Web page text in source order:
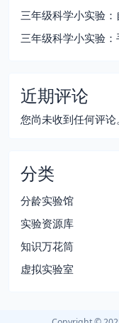
三年级科学小实验
三年级科学小实验
近期评论
您尚未收到任何评论。
分类
分龄实验馆
实验资源库
知识万花筒
虚拟实验室